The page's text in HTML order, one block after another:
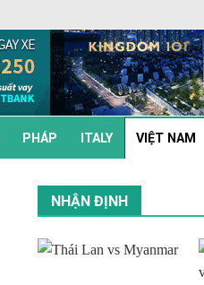
PHÁP ITALY VIỆT NAM
NHẬN ĐỊNH